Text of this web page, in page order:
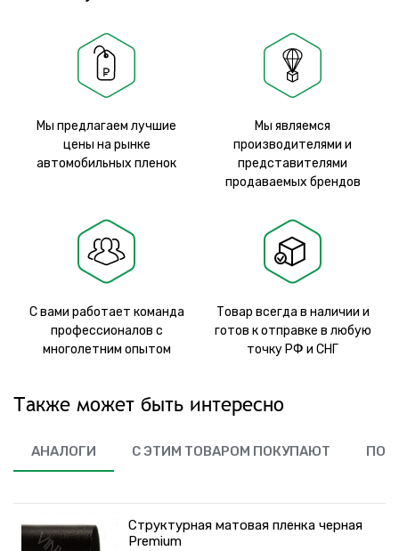
Мы предлагаем лучшие
цены на рынке
автомобильных пленок
Мы являемся
производителями и
представителями
продаваемых брендов
С вами работает команда
профессионалов с
многолетним опытом
Товар всегда в наличии и
готов к отправке в любую
точку РФ и СНГ
Также может быть интересно
АНАЛОГИ С ЭТИМ ТОВАРОМ ПОКУПАЮТ
Структурная матовая пленка черная
Premium